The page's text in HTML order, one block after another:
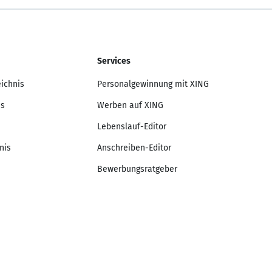
Services
Personalgewinnung mit XING
Werben auf XING
Lebenslauf-Editor
Anschreiben-Editor
Bewerbungsratgeber